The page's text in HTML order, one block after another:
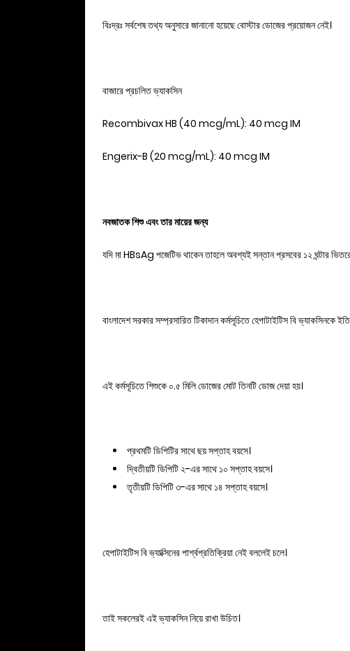
বিঃদ্রঃ সর্বশেষ তথ্য অনুসারে জানানো হয়েছে বোস্টার ডোজের প্রয়োজন নেই।
বাজারে প্রচলিত ভ্যাকসিন
Recombivax HB (40 mcg/mL): 40 mcg IM
Engerix-B (20 mcg/mL): 40 mcg IM
নবজাতক শিশু এবং তার মায়ের জন্য
যদি মা HBsAg পজেটিভ থাকেন তাহলে অবশ্যই সন্তান প্রসবের ১২ ঘন্টার
বাংলাদেশ সরকার সম্প্রসারিত টিকাদান কর্মসূচিতে হেপাটাইটিস বি ভ্যাকসিনকে
এই কর্মসূচিতে শিশুকে ০.৫ মিলি ডোজের মোট তিনটি ডোজ দেয়া হয়।
প্রথমটি ডিপিটির সাথে ছয় সপ্তাহ বয়সে।
দ্বিতীয়টি ডিপিটি ২-এর সাথে ১০ সপ্তাহ বয়সে।
তৃতীয়টি ডিপিটি ৩-এর সাথে ১৪ সপ্তাহ বয়সে।
হেপাটাইটিস বি ভ্যাক্সিনের পার্শ্বপ্রতিক্রিয়া নেই বললেই চলে।
তাই সকলেরই এই ভ্যাকসিন নিয়ে রাখা উচিত।